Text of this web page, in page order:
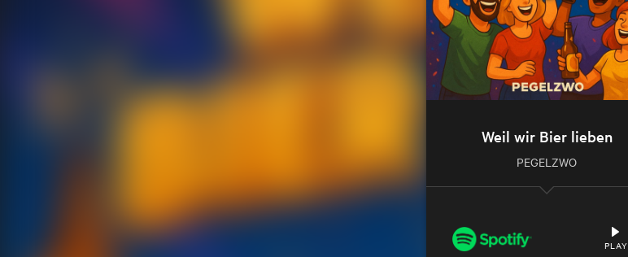
Weil wir Bier lieben
PEGELZWO
PLAY